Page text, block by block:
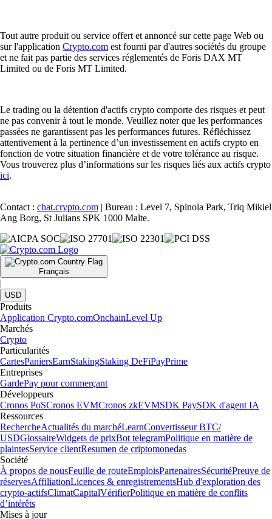
Tout autre produit ou service offert et annoncé sur cette page Web ou
sur l'application Crypto.com est fourni par d'autres sociétés du groupe
et ne fait pas partie des services réglementés de Foris DAX MT
Limited ou de Foris MT Limited.
Le trading ou la détention d'actifs crypto comporte des risques et peut
ne pas convenir à tout le monde. Veuillez noter que les performances
passées ne garantissent pas les performances futures. Réfléchissez
attentivement à la pertinence d’un investissement en actifs crypto en
fonction de votre situation financière et de votre tolérance au risque.
Vous trouverez plus d’informations sur les risques liés aux actifs crypto
ici.
Contact : chat.crypto.com | Bureau : Level 7, Spinola Park, Triq Mikiel
Ang Borg, St Julians SPK 1000 Malte.
Français
|
USD
Produits
Application Crypto.comOnchainLevel Up
Marchés
Crypto
Particularités
CartesPaniersEarnStakingStaking DeFiPayPrime
Entreprises
GardePay pour commerçant
Développeurs
Cronos PoSCronos EVMCronos zkEVMSDK PaySDK d'agent IA
Ressources
RechercheActualités du marchéLearnConvertisseur BTC/
USDGlossaireWidgets de prixBot telegramPolitique en matière de
plaintesService clientResumen de criptomonedas
Société
À propos de nousFeuille de routeEmploisPartenairesSécuritéPreuve de
réservesAffiliationLicences & enregistrementsHub d'exploration des
crypto-actifsClimatCapitalVérifierPolitique en matière de conflits
d’intérêts
Mises à jour